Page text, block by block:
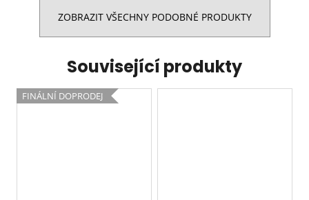
ZOBRAZIT VŠECHNY PODOBNÉ PRODUKTY
Související produkty
FINÁLNÍ DOPRODEJ